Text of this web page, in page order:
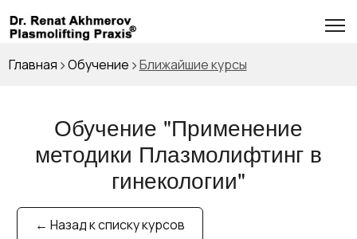
Главная Обучение Ближайшие курсы
Обучение "Применение
методики Плазмолифтинг в
гинекологии"
← Назад к списку курсов